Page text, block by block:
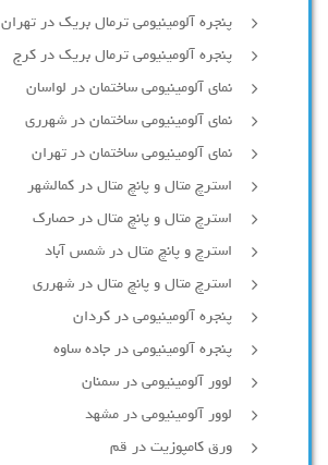
پنجره آلومینیومی ترمال بریک در تهران
پنجره آلومینیومی ترمال بریک در کرج
نمای آلومینیومی ساختمان در لواسان
نمای آلومینیومی ساختمان در شهرری
نمای آلومینیومی ساختمان در تهران
استرچ متال و پانچ متال در کمالشهر
استرچ متال و پانچ متال در حصارك
استرچ و پانچ متال در شمس آباد
استرچ متال و پانچ متال در شهرری
پنجره آلومینیومی در کردان
پنجره آلومینیومی در جاده ساوه
لوور آلومینیومی در سمنان
لوور آلومینیومی در مشهد
ورق کامپوزیت در قم